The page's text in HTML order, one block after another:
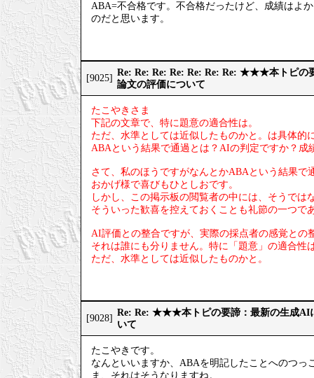
ABA=不合格です。不合格だったけど、成績はよ
のだと思います。
[9025]
Re: Re: Re: Re: Re: Re: Re: ★★★本トピの
論文の評価について
たこやきさま
下記の文章で、特に題意の適合性は。
ただ、水準としては近似したものかと。は具体的
ABAという結果で通過とは？AIの判定ですか？成
さて、私のほうですがなんとかABAという結果で
おかげ様で喜びもひとしおです。
しかし、この掲示板の閲覧者の中には、そうでは
そういった歓喜を控えておくことも礼節の一つで
AI評価との整合ですが、実際の採点者の感覚との
それは誰にも分りません。特に「題意」の適合性
ただ、水準としては近似したものかと。
[9028]
Re: Re: ★★★本トピの要諦：最新の生成AI
いて
たこやきです。
なんといいますか、ABAを明記したことへのつっ
ま、それはそうなりますね。